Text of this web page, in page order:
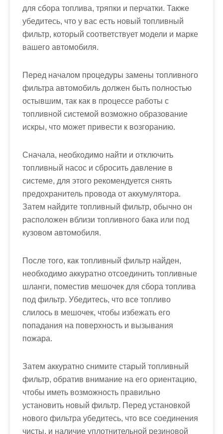
для сбора топлива, тряпки и перчатки. Также
убедитесь, что у вас есть новый топливный
фильтр, который соответствует модели и марке
вашего автомобиля.
Перед началом процедуры замены топливного
фильтра автомобиль должен быть полностью
остывшим, так как в процессе работы с
топливной системой возможно образование
искры, что может привести к возгоранию.
Сначала, необходимо найти и отключить
топливный насос и сбросить давление в
системе, для этого рекомендуется снять
предохранитель провода от аккумулятора.
Затем найдите топливный фильтр, обычно он
расположен вблизи топливного бака или под
кузовом автомобиля.
После того, как топливный фильтр найден,
необходимо аккуратно отсоединить топливные
шланги, поместив мешочек для сбора топлива
под фильтр. Убедитесь, что все топливо
слилось в мешочек, чтобы избежать его
попадания на поверхность и вызывания
пожара.
Затем аккуратно снимите старый топливный
фильтр, обратив внимание на его ориентацию,
чтобы иметь возможность правильно
установить новый фильтр. Перед установкой
нового фильтра убедитесь, что все соединения
чисты, и наличие уплотнительной резиновой